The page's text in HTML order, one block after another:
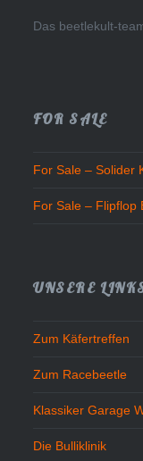
Das beetlekult-
FOR SALE
For Sale – Solider
For Sale – Flipflop
UNSERE
Zum Käfertreffen
Zum Racebeetle
Klassiker Garage
Die Bulliklinik